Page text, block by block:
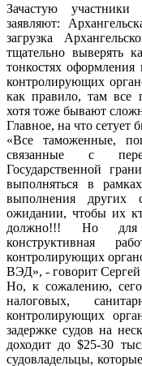
Зачастую участники
заявляют:
загрузка
тщательно выверять
тонкостях
контролирующих
как правило, там все
хотя тоже бывают
Главное, на что сетует
«Все таможенные,
связанные с
Государственной
выполняться в
выполнения других
ожидании, чтобы их
должно!!! Но для
конструктивная
контролирующих
ВЭД», - говорит
Но, к сожалению,
налоговых,
контролирующих
задержке судов на
доходит до $25-30
судовладельцы,